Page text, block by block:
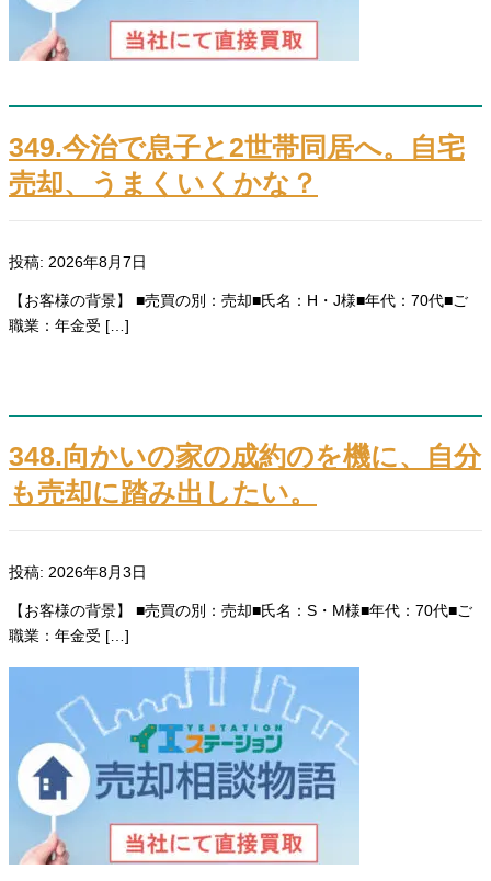
349.今治で息子と2世帯同居へ。自宅
売却、うまくいくかな？
投稿: 2026年8月7日
【お客様の背景】 ■売買の別：売却■氏名：H・J様■年代：70代■ご
職業：年金受 […]
348.向かいの家の成約のを機に、自分
も売却に踏み出したい。
投稿: 2026年8月3日
【お客様の背景】 ■売買の別：売却■氏名：S・M様■年代：70代■ご
職業：年金受 […]